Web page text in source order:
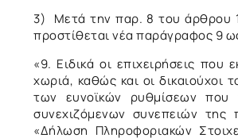
3) Μετά την παρ. 8 του άρθρου
προστίθεται νέα παράγραφος 9
«9. Ειδικά οι επιχειρήσεις
χωριά, καθώς και οι δικαιούχοι
των ευνοϊκών ρυθμίσεων που
συνεχιζόμενων συνεπειών
«Δήλωση Πληροφοριακών